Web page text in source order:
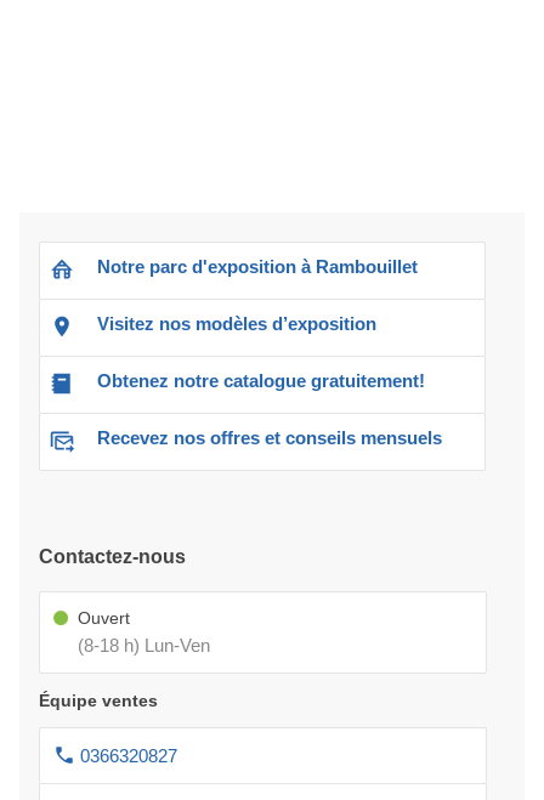
Notre parc d'exposition à Rambouillet
Visitez nos modèles d’exposition
Obtenez notre catalogue gratuitement!
Recevez nos offres et conseils mensuels
Contactez-nous
Ouvert
(8-18 h) Lun-Ven
Équipe ventes
0366320827